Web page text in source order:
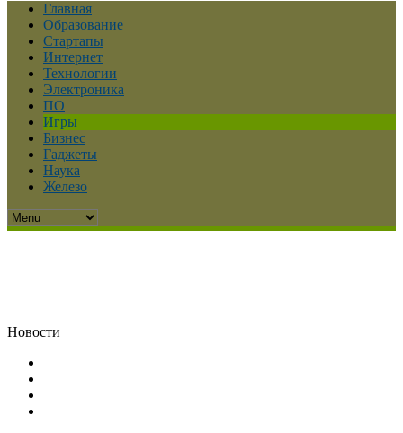
Главная
Образование
Стартапы
Интернет
Технологии
Электроника
ПО
Игры
Бизнес
Гаджеты
Наука
Железо
Новости